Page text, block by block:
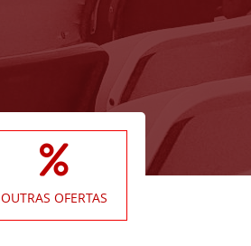
OUTRAS OFERTAS